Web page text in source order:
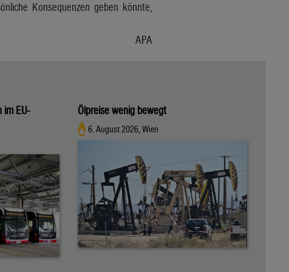
Konsequenzen geben könnte,
APA
im EU-
Ölpreise wenig bewegt
6. August 2026, Wien